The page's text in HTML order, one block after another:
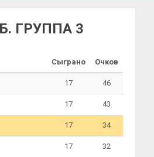
ГРУППА 3
Сыграно Очков
17 46
17 43
17 34
17 32